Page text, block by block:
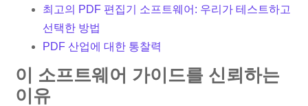
최고의 PDF 편집기 소프트웨어: 우리가 테스트하고
선택한 방법
PDF 산업에 대한 통찰력
이 소프트웨어 가이드를 신뢰하는
이유